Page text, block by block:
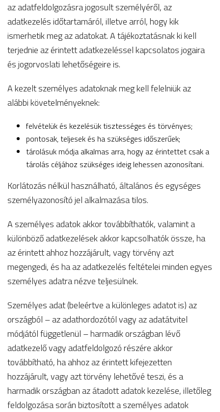
az adatfeldolgozásra jogosult személyéről, az
adatkezelés időtartamáról, illetve arról, hogy kik
ismerhetik meg az adatokat. A tájékoztatásnak ki kell
terjednie az érintett adatkezeléssel kapcsolatos jogaira
és jogorvoslati lehetőségeire is.
A kezelt személyes adatoknak meg kell felelniük az
alábbi követelményeknek:
felvételük és kezelésük tisztességes és törvényes;
pontosak, teljesek és ha szükséges időszerűek;
tárolásuk módja alkalmas arra, hogy az érintettet csak a
tárolás céljához szükséges ideig lehessen azonosítani.
Korlátozás nélkül használható, általános és egységes
személyazonosító jel alkalmazása tilos.
A személyes adatok akkor továbbíthatók, valamint a
különböző adatkezelések akkor kapcsolhatók össze, ha
az érintett ahhoz hozzájárult, vagy törvény azt
megengedi, és ha az adatkezelés feltételei minden egyes
személyes adatra nézve teljesülnek.
Személyes adat (beleértve a különleges adatot is) az
országból – az adathordozótól vagy az adatátvitel
módjától függetlenül – harmadik országban lévő
adatkezelő vagy adatfeldolgozó részére akkor
továbbítható, ha ahhoz az érintett kifejezetten
hozzájárult, vagy azt törvény lehetővé teszi, és a
harmadik országban az átadott adatok kezelése, illetőleg
feldolgozása során biztosított a személyes adatok